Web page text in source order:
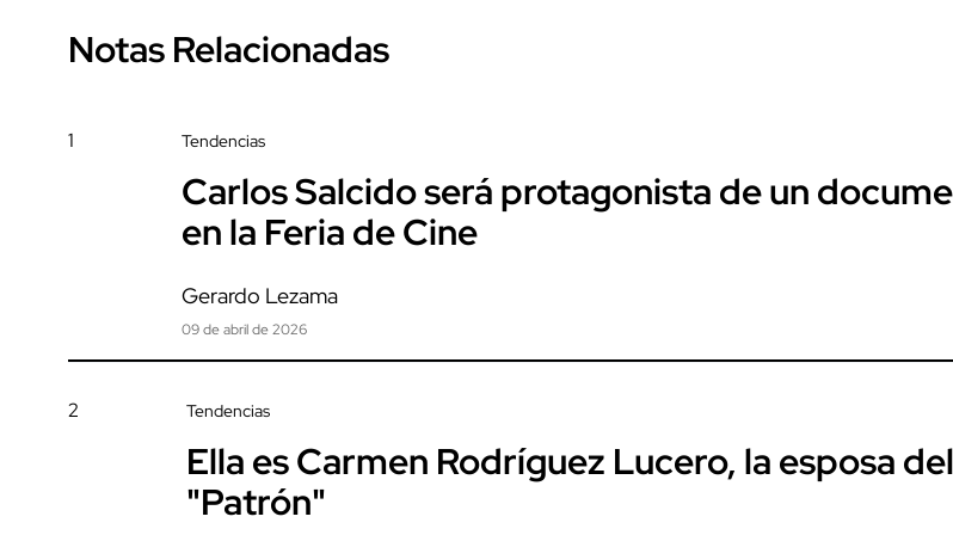
Notas Relacionadas
1 Tendencias
Carlos Salcido será protagonista de un
en la Feria de Cine
Gerardo Lezama
09 de abril de 2026
2 Tendencias
Ella es Carmen Rodríguez Lucero, la esposa del
"Patrón"